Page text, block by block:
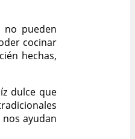
no pueden
cocinar
hechas,
dulce que
ayudan